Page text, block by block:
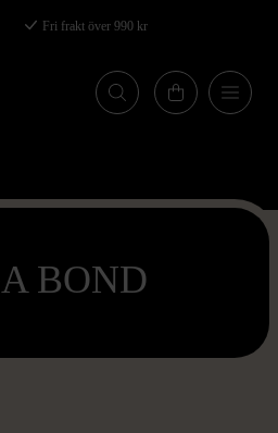
Fri frakt över 990 kr
BOND